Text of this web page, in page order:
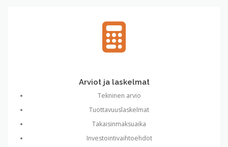
Arviot ja laskelmat
Tekninen arvio
Tuottavuuslaskelmat
Takaisinmaksuaika
Investointivaihtoehdot